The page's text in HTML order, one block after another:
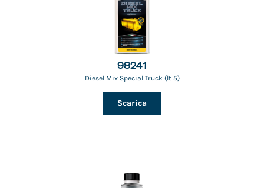
98241
Diesel Mix Special Truck (lt 5)
Scarica